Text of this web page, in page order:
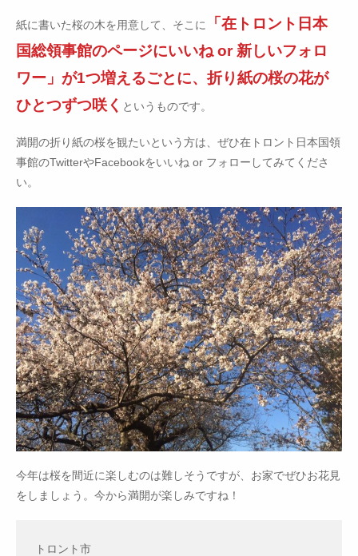
紙に書いた桜の木を用意して、そこに
「在トロント日本
国総領事館のページにいいね or 新しいフォロ
ワー」が1つ増えるごとに、折り紙の桜の花が
ひとつずつ咲く というものです。
満開の折り紙の桜を観たいという方は、ぜひ在トロント日本国領
事館のTwitterやFacebookをいいね or フォローしてみてくださ
い。
今年は桜を間近に楽しむのは難しそうですが、お家でぜひお花見
をしましょう。今から満開が楽しみですね！
トロント市